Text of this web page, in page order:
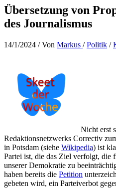
Übersetzung von
des Journalismus
14/1/2024 / Von Markus /Politik /
Nicht erst
Redaktionsnetzwerks Correctiv
in Potsdam (siehe Wikipedia) ist
Partei ist, die das Ziel verfolgt, die
unserer Demokratie zu
haben bereits die Petition
gebeten wird, ein Parteiverbot